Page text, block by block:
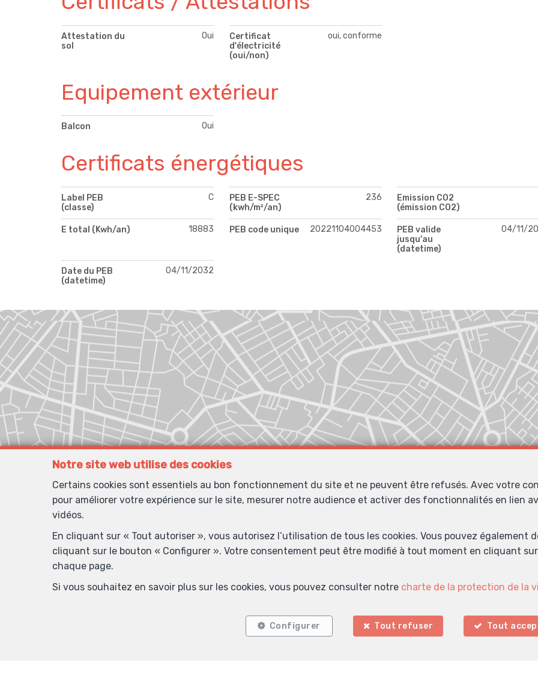
Attestation du
sol
Oui
Certificat
d'électricité
(oui/non)
oui, conforme
Equipement extérieur
Balcon Oui
Certificats énergétiques
Label PEB
(classe)
C
PEB E-SPEC
(kwh/m²/an)
236
Emission CO2
(émission CO2)
E total (Kwh/an) 18883 PEB code unique 20221104004453
PEB valide
jusqu'au
(datetime)
04/11/
Date du PEB
(datetime)
04/11/2032
Localiser sur la carte
Notre site web utilise des cookies
Certains cookies sont essentiels au bon fonctionnement du site et ne peuvent être refusés. Avec votre
pour améliorer votre expérience sur le site, mesurer notre audience et activer des fonctionnalités en lien
vidéos.
En cliquant sur « Tout autoriser », vous autorisez l’utilisation de tous les cookies. Vous pouvez également
cliquant sur le bouton « Configurer ». Votre consentement peut être modifié à tout moment en cliquant
chaque page.
Si vous souhaitez en savoir plus sur les cookies, vous pouvez consulter notre charte de la protection de la
Configurer Tout refuser Tout